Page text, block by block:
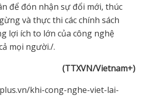
để đón nhận sự đổi mới, thúc
và thực thi các chính sách
lợi ích to lớn của công nghệ
mọi người./.
(TTXVN/Vietnam+)
khi-cong-nghe-viet-lai-